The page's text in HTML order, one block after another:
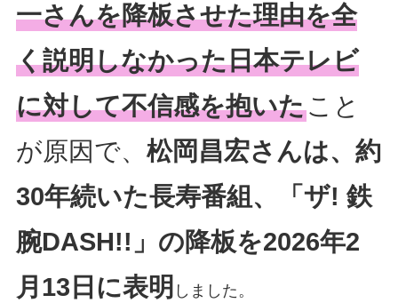
一さんを降板させた理由を全
く説明しなかった日本テレビ
に対して不信感を抱いたこと
が原因で、 松岡昌宏さんは、約
30年続いた長寿番組、「ザ! 鉄
腕DASH!!」の降板を2026年2
月13日に表明 しました。